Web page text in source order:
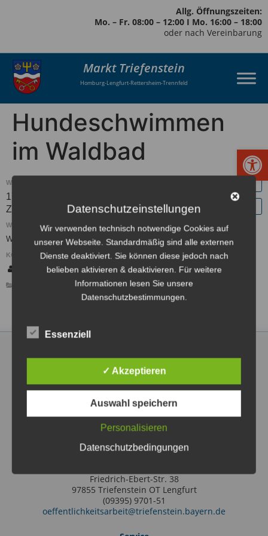
Allg. Öffnungszeiten:
Mo. – Fr. 08:00 – 12:00 I Mo. 16:00 – 18:00
oder nach Vereinbarung
Markt Triefenstein
Homburg-Lengfurt-Rettersheim-Trennfeld
Hundeschwimmen
im Waldbad
WANN:
17. September 2023 um 14:00
Zeitzone
WO:
Waldbad Lengfurt
KONTAKT:
Förderverein Triefenstein Pro Waldbad e.V.
ÖFFENTLICHE VERANSTALTUNG
Markt Triefenstein
Rathausstraße 2
97855 Triefenstein OT Lengfurt
(09395) 97010
info@triefenstein.bayern.de
Friedrich-Ebert-Str. 38
97855 Triefenstein OT Lengfurt
(09395) 9701-51
oeffentlichkeitsarbeit@triefenstein.bayern.de
Datenschutzeinstellungen
Wir verwenden technisch notwendige Cookies auf
unserer Webseite. Standardmäßig sind alle externen
Dienste deaktiviert. Sie können diese jedoch nach
belieben aktivieren & deaktivieren. Für weitere
Informationen lesen Sie unsere
Datenschutzbestimmungen.
Essenziell
✓ Akzeptieren
Auswahl speichern
Personalisieren
Datenschutzbedingungen